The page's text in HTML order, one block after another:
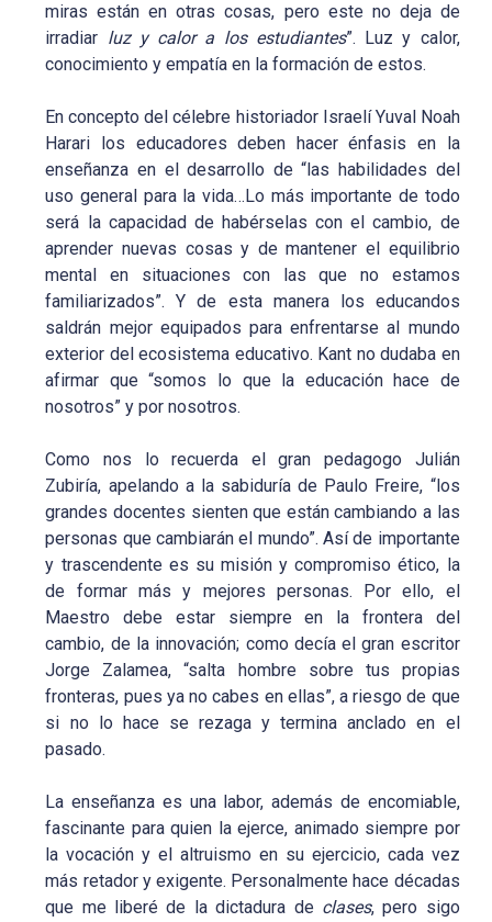
miras están en otras cosas, pero este no deja de
irradiar luz y calor a los estudiantes”. Luz y calor,
conocimiento y empatía en la formación de estos.
En concepto del célebre historiador Israelí Yuval Noah
Harari los educadores deben hacer énfasis en la
enseñanza en el desarrollo de “las habilidades del
uso general para la vida…Lo más importante de todo
será la capacidad de habérselas con el cambio, de
aprender nuevas cosas y de mantener el equilibrio
mental en situaciones con las que no estamos
familiarizados”. Y de esta manera los educandos
saldrán mejor equipados para enfrentarse al mundo
exterior del ecosistema educativo. Kant no dudaba en
afirmar que “somos lo que la educación hace de
nosotros” y por nosotros.
Como nos lo recuerda el gran pedagogo Julián
Zubiría, apelando a la sabiduría de Paulo Freire, “los
grandes docentes sienten que están cambiando a las
personas que cambiarán el mundo”. Así de importante
y trascendente es su misión y compromiso ético, la
de formar más y mejores personas. Por ello, el
Maestro debe estar siempre en la frontera del
cambio, de la innovación; como decía el gran escritor
Jorge Zalamea, “salta hombre sobre tus propias
fronteras, pues ya no cabes en ellas”, a riesgo de que
si no lo hace se rezaga y termina anclado en el
pasado.
La enseñanza es una labor, además de encomiable,
fascinante para quien la ejerce, animado siempre por
la vocación y el altruismo en su ejercicio, cada vez
más retador y exigente. Personalmente hace décadas
que me liberé de la dictadura de clases, pero sigo